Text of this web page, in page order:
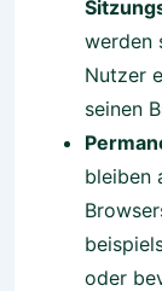
werden
Nutzer
seinen
bleiben
oder